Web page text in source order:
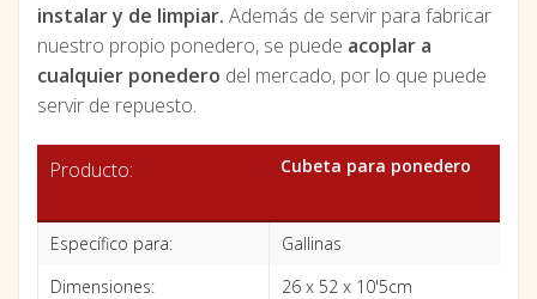
instalar y de limpiar. Además de servir para fabricar
nuestro propio ponedero, se puede acoplar a
cualquier ponedero del mercado, por lo que puede
servir de repuesto.
Producto: Cubeta para ponedero
Específico para:
Gallinas
Dimensiones:
26 x 52 x 10'5cm